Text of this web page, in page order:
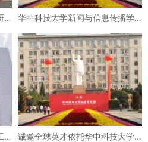
华中科技大学新闻与信息传播学
诚邀全球英才依托华中科技大学